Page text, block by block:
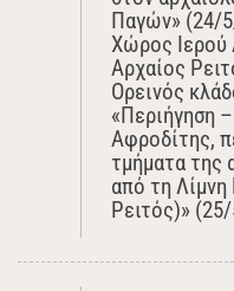
Παγών» (24/
Χώρος Ιερού
Αρχαίος
Ορεινός
«Περιήγηση
Αφροδίτης,
τμήματα της
από τη
Ρειτός)»